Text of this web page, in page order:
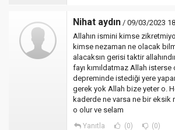
Nihat aydın / 09/03/2023
Allahın ismini kimse
kimse nezaman ne olacak
alacaksın gerisi taktir
fayı kımıldatmaz Allah isterse
depreminde istediği yere
gerek yok Allah bize yeter o.
kaderde ne varsa ne bir eksik
o olur ve selam
Yanıtla (0) (0)